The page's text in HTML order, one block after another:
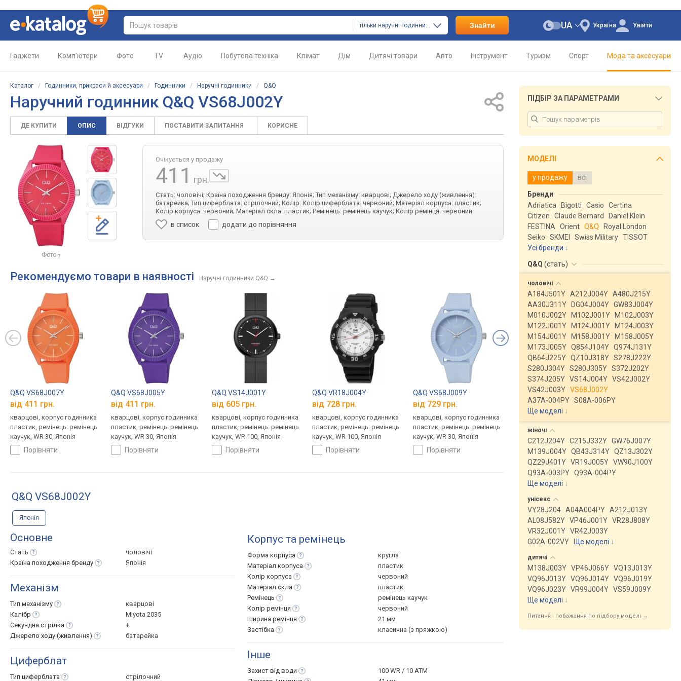
тільки наручні годинники Знайти Україна
UA Увійти
Гаджети Комп'ютери Фото TV Аудіо Побутова техніка Клімат Дім Дитячі товари Авто Інструмент Туризм Спорт Мода та аксесуари
Каталог / Годинники, прикраси й аксесуари / Годинники / Наручні годинники / Q&Q
Наручний годинник Q&Q VS68J002Y
ДЕ КУПИТИ ОПИС ВІДГУКИ ПОСТАВИТИ ЗАПИТАННЯ КОРИСНЕ
Фото 7
Очікується у продажу
411 грн.
Стать: чоловічі; Країна походження бренду: Японія; Тип механізму: кварцові; Джерело ходу (живлення):
батарейка; Тип циферблата: стрілочний; Колір: Колір циферблата: червоний; Матеріал корпуса: пластик;
Колір корпуса: червоний; Матеріал скла: пластик; Ремінець: ремінець каучук; Колір ремінця: червоний
в список додати до порівняння
Рекомендуємо товари в наявності Наручні годинники Q&Q →
Q&Q VS68J007Y
від 411 грн.
кварцові, корпус годинника
пластик, ремінець: ремінець
каучук, WR 30, Японія
порівняти
Q&Q VS68J005Y
від 411 грн.
кварцові, корпус годинника
пластик, ремінець: ремінець
каучук, WR 30, Японія
порівняти
Q&Q VS14J001Y
від 605 грн.
кварцові, корпус годинника
пластик, ремінець: ремінець
каучук, WR 100, Японія
порівняти
Q&Q VR18J004Y
від 728 грн.
кварцові, корпус годинника
пластик, ремінець: ремінець
каучук, WR 100, Японія
порівняти
Q&Q VS68J009Y
від 729 грн.
кварцові, корпус годинника
пластик, ремінець: ремінець
каучук, WR 30, Японія
порівняти
Q&Q VQ66J002Y
від 723 грн.
кварцові, корпус годинника
пластик, ремінець: ремінець
каучук, WR 100, Японія
порівняти
каучук, WR 100,
порівняти
Q&Q VS68J002Y
Японія
Основне
Стать
чоловічі
Країна походження бренду Японія
Механізм
Тип механізму
кварцові
Калібр
Miyota 2035
Секундна стрілка
+
Джерело ходу (живлення) батарейка
Циферблат
Тип циферблата
стрілочний
Корпус та ремінець
Форма корпуса
кругла
Матеріал корпуса
пластик
Колір корпуса
червоний
Матеріал скла
пластик
Ремінець
ремінець каучук
Колір ремінця
червоний
Ширина ремінця
21 мм
Застібка
класична (з пряжкою)
Інше
Захист від води
100 WR / 10 ATM
ПІДБІР ЗА ПАРАМЕТРАМИ
МОДЕЛІ
у продажу всі
Бренди
Adriatica
Bigotti Casio
Certina
Citizen
Claude Bernard
Daniel Klein
FESTINA
Orient Q&Q
Royal London
Seiko
SKMEI Swiss Military TISSOT
Усі бренди
Q&Q (стать)
чоловічі
A184J501Y A212J004Y A480J215Y
AA30J311Y
DG04J004Y GW83J004Y
M010J002Y
M102J001Y
M102J003Y
M122J001Y
M124J001Y
M124J003Y
M154J001Y
M158J001Y
M158J005Y
M173J005Y Q854J104Y Q974J131Y
QB64J225Y QZ10J318Y S278J222Y
S280J304Y S280J305Y S372J202Y
S374J205Y VS14J004Y VS42J002Y
VS42J003Y VS68J002Y
A37A-004PY S08A-006PY
Ще моделі ↓
жіночі
C212J204Y C215J332Y GW76J007Y
M139J004Y QB43J314Y QZ13J302Y
QZ29J401Y VR19J005Y VW90J100Y
Q93A-003PY Q93A-004PY
Ще моделі ↓
унісекс
VY28J204 A04A004PY A212J013Y
AL08J582Y VP46J001Y VR28J808Y
VR32J001Y VR42J003Y
G02A-002VY
Ще моделі ↓
дитячі
M138J003Y VP46J066Y VQ13J013Y
VQ96J013Y VQ96J014Y VQ96J019Y
VQ96J023Y VR99J004Y VS59J009Y
Ще моделі ↓
Питання і побажання по підбору моделі →